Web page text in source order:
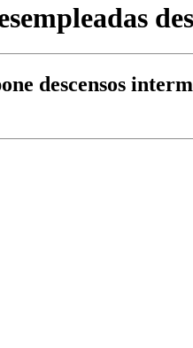
descensos